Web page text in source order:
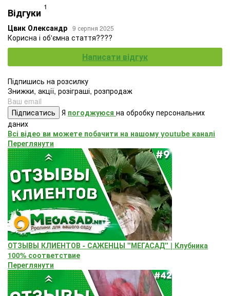
Відгуки 1
Цвик Олександр 9 серпня 2025
Корисна і об'ємна стаття????
Написати відгук
Підпишись на розсилку
Знижки, акції, розіграші, розпродаж
Підписатись Я погоджуюся на обробку персональних
даних
Всі відео ви можете побачити на нашому youtube каналі
Переглянути
ОТЗЫВЫ КЛИЕНТОВ - САЖЕНЦЫ "МЕГАСАД" | Клубника
100% соответствие
Переглянути